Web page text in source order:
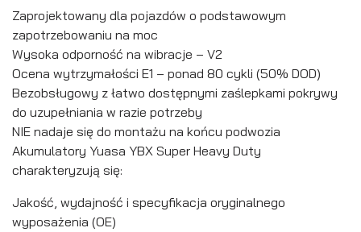
Zaprojektowany dla pojazdów o podstawowym
zapotrzebowaniu na moc
Wysoka odporność na wibracje – V2
Ocena wytrzymałości E1 – ponad 80 cykli (50% DOD)
Bezobsługowy z łatwo dostępnymi zaślepkami pokrywy
do uzupełniania w razie potrzeby
NIE nadaje się do montażu na końcu podwozia
Akumulatory Yuasa YBX Super Heavy Duty
charakteryzują się:
Jakość, wydajność i specyfikacja oryginalnego
wyposażenia (OE)